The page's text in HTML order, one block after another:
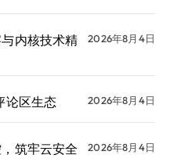
内核技术精
2026年8月4日
论区生态 2026年8月4日
筑牢云安全
2026年8月4日